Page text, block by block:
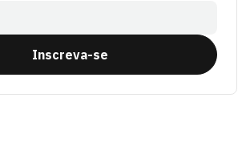
Inscreva-se